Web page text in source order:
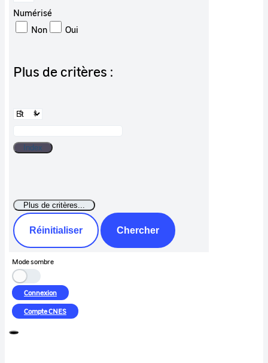
Numérisé
Non
Oui
Plus de critères :
Réinitialiser Chercher
Mode sombre
Connexion
CompteCNES